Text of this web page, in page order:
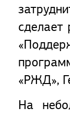
«РЖД»,
На